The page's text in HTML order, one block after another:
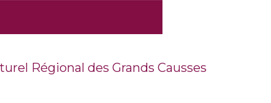
Régional des Grands Causses